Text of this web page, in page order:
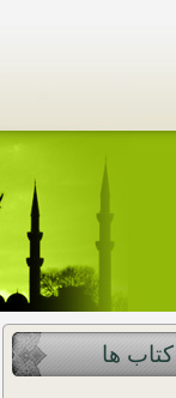
کتاب ها